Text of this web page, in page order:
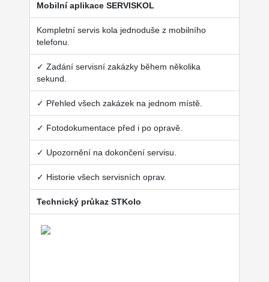
Mobilní aplikace SERVISKOL
Kompletní servis kola jednoduše z mobilního
telefonu.
✓ Zadání servisní zakázky během několika
sekund.
✓ Přehled všech zakázek na jednom místě.
✓ Fotodokumentace před i po opravě.
✓ Upozornění na dokončení servisu.
✓ Historie všech servisních oprav.
Technický průkaz STKolo